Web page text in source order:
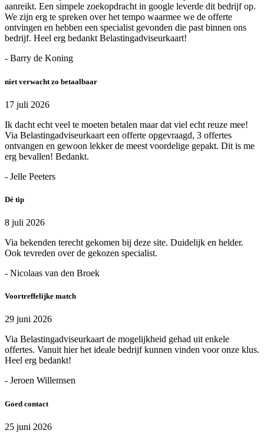
aanreikt. Een simpele zoekopdracht in google leverde dit bedrijf op.
We zijn erg te spreken over het tempo waarmee we de offerte
ontvingen en hebben een specialist gevonden die past binnen ons
bedrijf. Heel erg bedankt Belastingadviseurkaart!
- Barry de Koning
niet verwacht zo betaalbaar
17 juli 2026
Ik dacht echt veel te moeten betalen maar dat viel echt reuze mee!
Via Belastingadviseurkaart een offerte opgevraagd, 3 offertes
ontvangen en gewoon lekker de meest voordelige gepakt. Dit is me
erg bevallen! Bedankt.
- Jelle Peeters
Dé tip
8 juli 2026
Via bekenden terecht gekomen bij deze site. Duidelijk en helder.
Ook tevreden over de gekozen specialist.
- Nicolaas van den Broek
Voortreffelijke match
29 juni 2026
Via Belastingadviseurkaart de mogelijkheid gehad uit enkele
offertes. Vanuit hier het ideale bedrijf kunnen vinden voor onze klus.
Heel erg bedankt!
- Jeroen Willemsen
Goed contact
25 juni 2026